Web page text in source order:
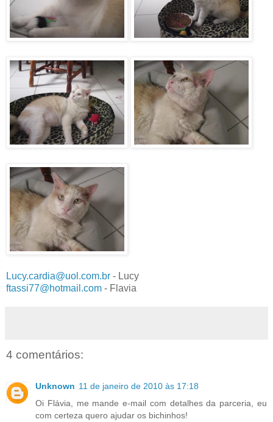
Lucy.cardia@uol.com.br - Lucy
ftassi77@hotmail.com - Flavia
4 comentários:
Unknown 11 de janeiro de 2010 às 17:18
Oi Flávia, me mande e-mail com detalhes da parceria, eu
com certeza quero ajudar os bichinhos!